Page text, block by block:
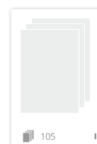
105